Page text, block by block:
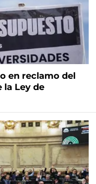
en reclamo del
Ley de